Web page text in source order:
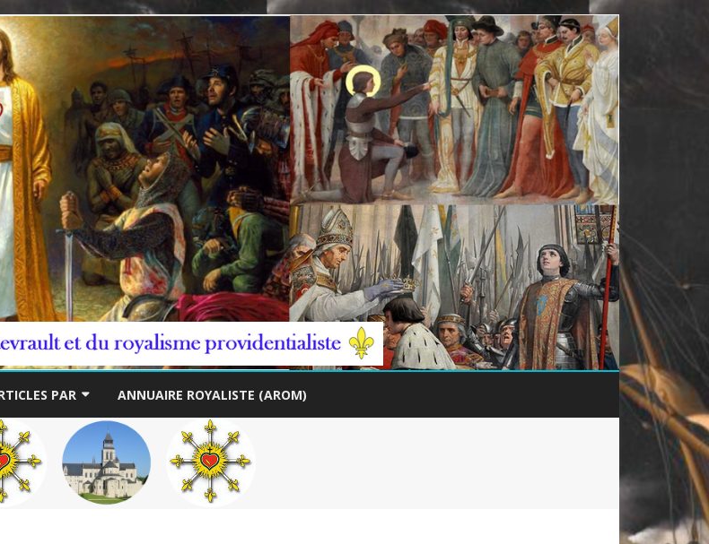
to
PAR ANNUAIRE ROYALISTE (AROM)